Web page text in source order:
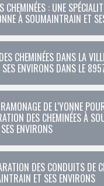
CHEMINÉES : UNE
À SOUMAINTRAIN ET
CHEMINÉES DANS LA
ENVIRONS DANS LE
DE L'YONNE
DES CHEMINÉES À
ENVIRONS
DES CONDUITS DE
ET SES ENVIRONS